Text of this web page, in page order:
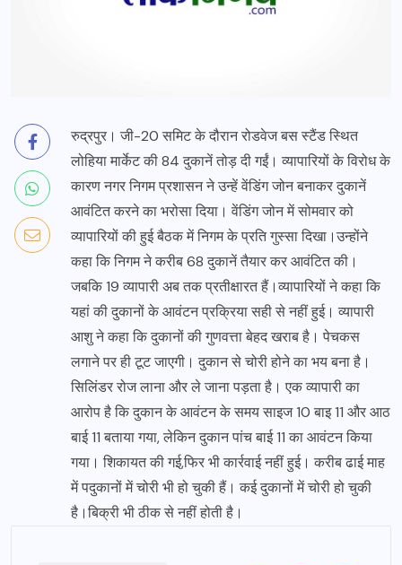
रुद्रपुर। जी-20 समिट के दौरान रोडवेज बस स्टैंड स्थित
लोहिया मार्केट की 84 दुकानें तोड़ दी गईं। व्यापारियों के विरोध के
कारण नगर निगम प्रशासन ने उन्हें वेंडिंग जोन बनाकर दुकानें
आवंटित करने का भरोसा दिया। वेंडिंग जोन में सोमवार को
व्यापारियों की हुई बैठक में निगम के प्रति गुस्सा दिखा।उन्होंने
कहा कि निगम ने करीब 68 दुकानें तैयार कर आवंटित की।
जबकि 19 व्यापारी अब तक प्रतीक्षारत हैं।व्यापारियों ने कहा कि
यहां की दुकानों के आवंटन प्रक्रिया सही से नहीं हुई। व्यापारी
आशु ने कहा कि दुकानों की गुणवत्ता बेहद खराब है। पेचकस
लगाने पर ही टूट जाएगी। दुकान से चोरी होने का भय बना है।
सिलिंडर रोज लाना और ले जाना पड़ता है। एक व्यापारी का
आरोप है कि दुकान के आवंटन के समय साइज 10 बाइ 11 और आठ
बाई 11 बताया गया, लेकिन दुकान पांच बाई 11 का आवंटन किया
गया। शिकायत की गई,फिर भी कार्रवाई नहीं हुई। करीब ढाई माह
में पदुकानों में चोरी भी हो चुकी हैं। कई दुकानों में चोरी हो चुकी
है।बिक्री भी ठीक से नहीं होती है।